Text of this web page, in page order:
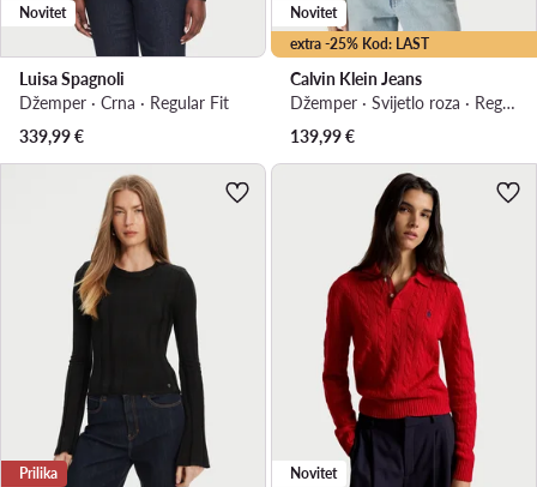
Novitet
Luisa Spagnoli
Džemper · Crna · Regular Fit
339,99€
extra -25% Kod: LAST
Novitet
Calvin Klein Jeans
Džemper · Svijetlo roza · Regular Fit
139,99€
Prilika Novitet